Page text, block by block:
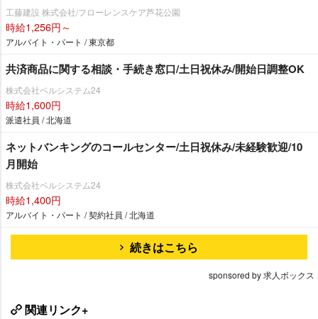
工藤建設 株式会社/フローレンスケア芦花公園
時給1,256円～
アルバイト・パート / 東京都
共済商品に関する相談・手続き窓口/土日祝休み/開始日調整OK
株式会社ベルシステム24
時給1,600円
派遣社員 / 北海道
ネットバンキングのコールセンター/土日祝休み/未経験歓迎/10
月開始
株式会社ベルシステム24
時給1,400円
アルバイト・パート / 契約社員 / 北海道
続きはこちら
sponsored by 求人ボックス
関連リンク+